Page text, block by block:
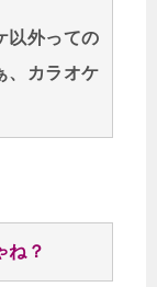
以外っての
、カラオケ
ね？